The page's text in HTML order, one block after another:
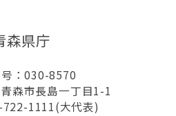
森県庁
：030-8570
森市長島一丁目1-1
1111(大代表)